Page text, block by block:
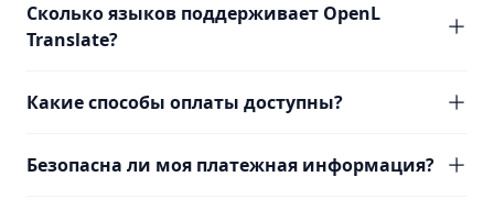
Сколько языков поддерживает OpenL
Translate?
Какие способы оплаты доступны?
Безопасна ли моя платежная информация?